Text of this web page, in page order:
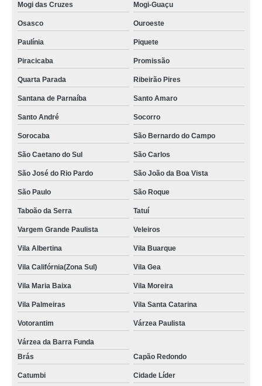
Mogi das Cruzes Mogi-Guaçu
Osasco Ouroeste
Paulínia Piquete
Piracicaba Promissão
Quarta Parada Ribeirão Pires
Santana de Parnaíba Santo Amaro
Santo André Socorro
Sorocaba São Bernardo do Campo
São Caetano do Sul São Carlos
São José do Rio Pardo São João da Boa Vista
São Paulo São Roque
Taboão da Serra Tatuí
Vargem Grande Paulista Veleiros
Vila Albertina Vila Buarque
Vila Califórnia(Zona Sul) Vila Gea
Vila Maria Baixa Vila Moreira
Vila Palmeiras Vila Santa Catarina
Votorantim Várzea Paulista
Várzea da Barra Funda
Brás
Capão Redondo
Catumbi Cidade Líder